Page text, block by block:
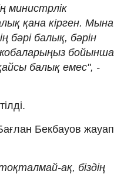
министрлік
қана кірген. Мына
бәрі балық, бәрін
жобаларыңыз бойынша
балық емес", -
Бекбауов жауап
ақ, біздің